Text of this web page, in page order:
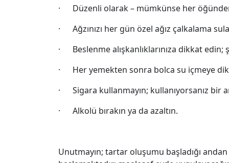
· Düzenli olarak – mümkünse her
· Ağzınızı her gün özel ağız çalkalama
· Beslenme alışkanlıklarınıza dikkat
· Her yemekten sonra bolca su içmeye
· Sigara kullanmayın; kullanıyorsanız bir
· Alkolü bırakın ya da azaltın.
Unutmayın; tartar oluşumu başladığı